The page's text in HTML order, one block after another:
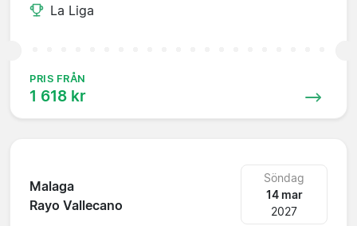
La Liga
PRIS FRÅN
1 618 kr
Malaga
Rayo Vallecano
Söndag
14 mar
2027